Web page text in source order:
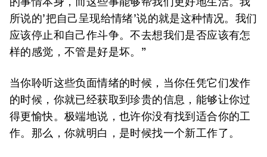
所说的’把自己呈现给情绪’说的就是这种情况。我们
应该停止和自己作斗争。不去想我们是否应该有怎
样的感觉，不管是好是坏。”
当你聆听这些负面情绪的时候，当你任凭它们发作
的时候，你就已经获取到珍贵的信息，能够让你过
得更愉快。极端地说，也许你没有找到适合你的工
作。那么，你就明白，是时候找一个新工作了。